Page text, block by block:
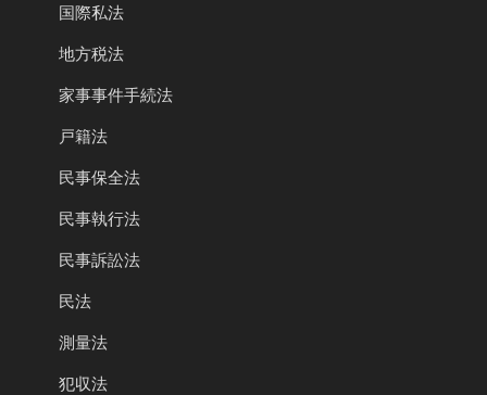
国際私法
地方税法
家事事件手続法
戸籍法
民事保全法
民事執行法
民事訴訟法
民法
測量法
犯収法